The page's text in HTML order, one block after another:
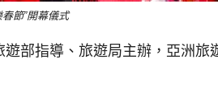
節”開幕儀式
部指導、旅遊局主辦，亞洲旅